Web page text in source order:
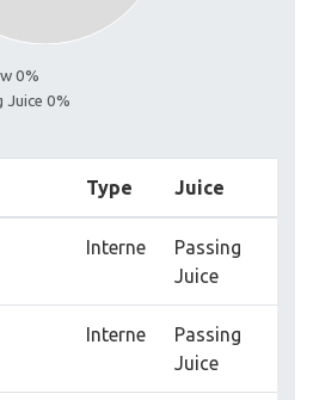
0%
Juice 0%
Type Juice
Interne
Passing
Juice
Interne
Passing
Juice